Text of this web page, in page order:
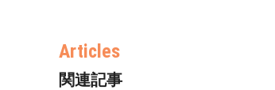
関連記事